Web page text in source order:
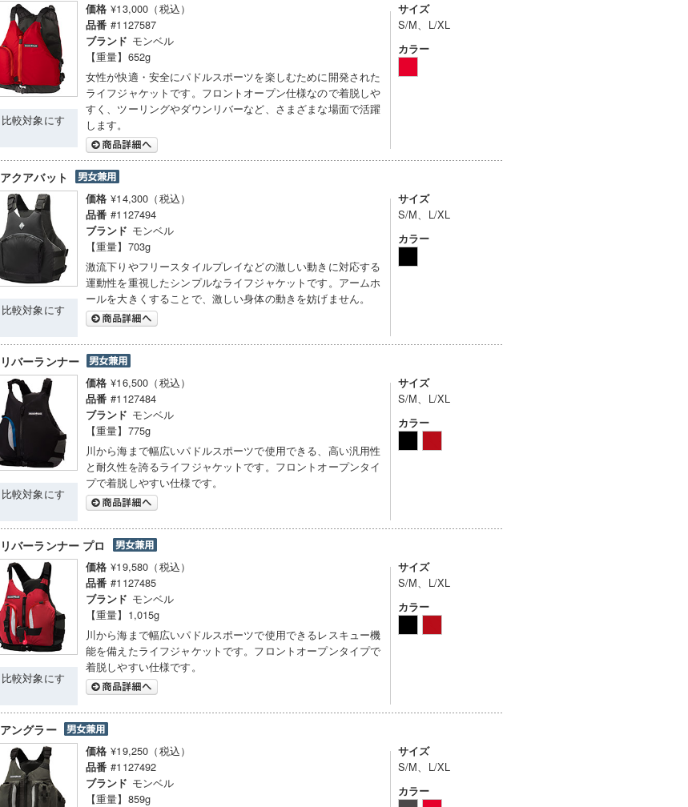
比較対象にす
価格 ¥13,000（税込）
品番 #1127587
ブランド モンベル
【重量】652g
女性が快適・安全にパドルスポーツを楽しむために開発された
ライフジャケットです。フロントオープン仕様なので着脱しや
すく、ツーリングやダウンリバーなど、さまざまな場面で活躍
します。
サイズ
S/M、L/XL
カラー
アクアバット
比較対象にす
価格 ¥14,300（税込）
品番 #1127494
ブランド モンベル
【重量】703g
激流下りやフリースタイルプレイなどの激しい動きに対応する
運動性を重視したシンプルなライフジャケットです。アームホ
ールを大きくすることで、激しい身体の動きを妨げません。
サイズ
S/M、L/XL
カラー
リバーランナー
比較対象にす
価格 ¥16,500（税込）
品番 #1127484
ブランド モンベル
【重量】775g
川から海まで幅広いパドルスポーツで使用できる、高い汎用性
と耐久性を誇るライフジャケットです。フロントオープンタイ
プで着脱しやすい仕様です。
サイズ
S/M、L/XL
カラー
リバーランナー プロ
比較対象にす
価格 ¥19,580（税込）
品番 #1127485
ブランド モンベル
【重量】1,015g
川から海まで幅広いパドルスポーツで使用できるレスキュー機
能を備えたライフジャケットです。フロントオープンタイプで
着脱しやすい仕様です。
サイズ
S/M、L/XL
カラー
アングラー
価格 ¥19,250（税込）
品番 #1127492
ブランド モンベル
【重量】859g
サイズ
S/M、L/XL
カラー